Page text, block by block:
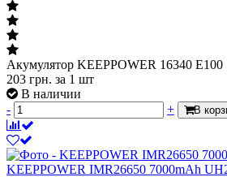
Акумулятор KEEPPOWER 16340 E100
203 грн. за 1 шт
В наличии
-
+ В
KEEPPOWER IMR26650 7000mAh